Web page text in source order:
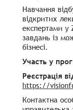
Навчання
відкритих
експертами у
завдань із
бізнесі.
Участь у
Реєстрація
https://
Контактна